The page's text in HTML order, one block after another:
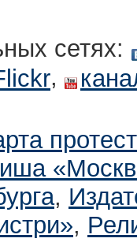
сетях:
,
,
,